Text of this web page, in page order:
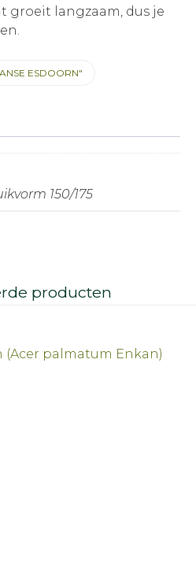
groeit langzaam, dus je
ESDOORN"
150/175
producten